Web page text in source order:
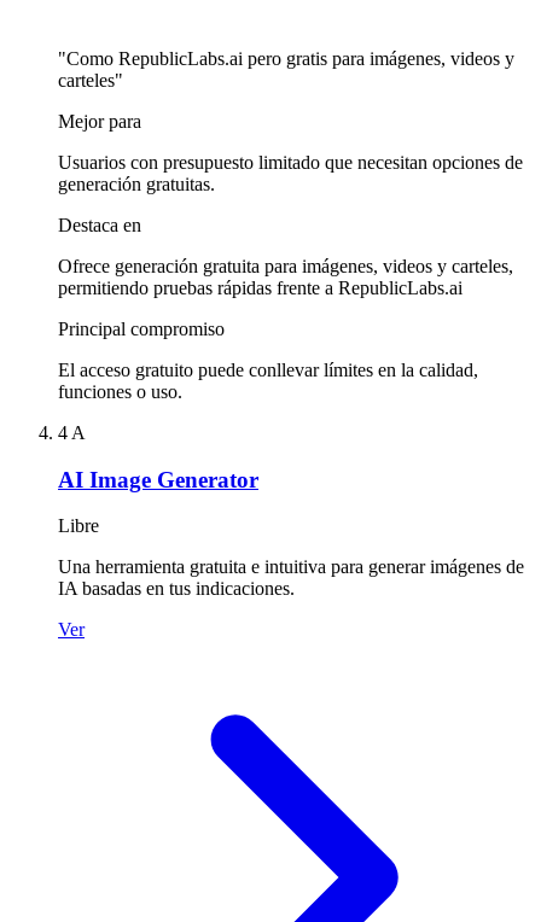
"Como RepublicLabs.ai pero gratis para imágenes, videos y
carteles"
Mejor para
Usuarios con presupuesto limitado que necesitan opciones de
generación gratuitas.
Destaca en
Ofrece generación gratuita para imágenes, videos y carteles,
permitiendo pruebas rápidas frente a RepublicLabs.ai
Principal compromiso
El acceso gratuito puede conllevar límites en la calidad,
funciones o uso.
4 A
AI Image Generator
Libre
Una herramienta gratuita e intuitiva para generar imágenes de
IA basadas en tus indicaciones.
Ver